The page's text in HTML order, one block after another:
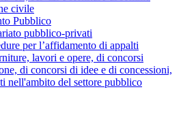
civile
Pubblico
pubblico-privati
per l’affidamento di appalti
lavori e opere, di concorsi
di concorsi di idee e di concessioni,
nell'ambito del settore pubblico